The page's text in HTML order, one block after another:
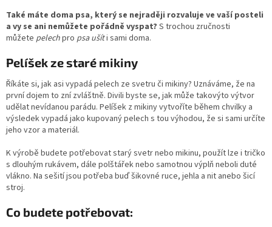
Také máte doma psa, který se nejraději rozvaluje ve vaší posteli
a vy se ani nemůžete pořádně vyspat? S trochou zručnosti
můžete pelechpro psa ušíti sami doma.
Pelíšek ze staré mikiny
Říkáte si, jak asi vypadá pelech ze svetru či mikiny? Uznáváme, že na
první dojem to zní zvláštně. Divili byste se, jak může takovýto výtvor
udělat nevídanou parádu. Pelíšek z mikiny vytvoříte během chvilky a
výsledek vypadá jako kupovaný pelech s tou výhodou, že si sami určíte
jeho vzor a materiál.
K výrobě budete potřebovat starý svetr nebo mikinu, použít lze i tričko
s dlouhým rukávem, dále polštářek nebo samotnou výplň neboli duté
vlákno. Na sešití jsou potřeba buď šikovné ruce, jehla a nit anebo šicí
stroj.
Co budete potřebovat: